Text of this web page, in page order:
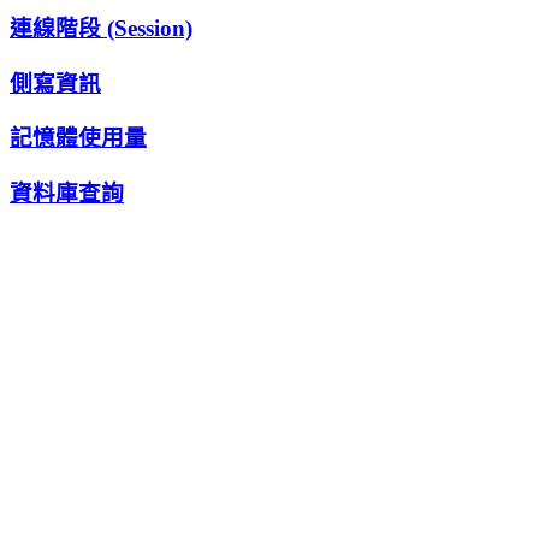
連線階段 (Session)
側寫資訊
記憶體使用量
資料庫查詢